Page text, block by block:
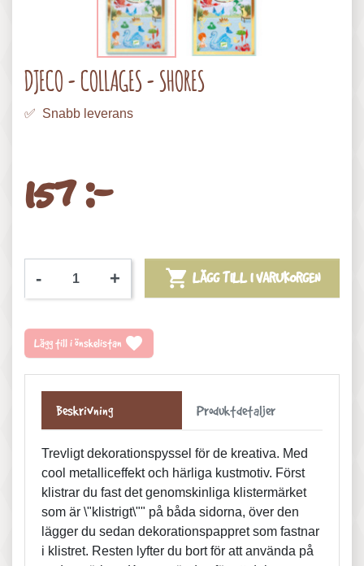
DJECO - COLLAGES - SHORES
✅ Snabb leverans
157 :-
- +  LÄGG TILL I VARUKORGEN
Lägg till i önskelistan favorite
Beskrivning Produktdetaljer
Trevligt dekorationspyssel för de kreativa. Med
cool metalliceffekt och härliga kustmotiv. Först
klistrar du fast det genomskinliga klistermärket
som är \"klistrigt\"" på båda sidorna, över den
lägger du sedan dekorationspappret som fastnar
i klistret. Resten lyfter du bort för att använda på